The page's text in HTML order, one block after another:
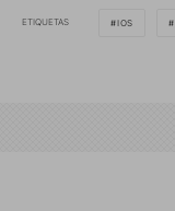
ETIQUETAS IOS